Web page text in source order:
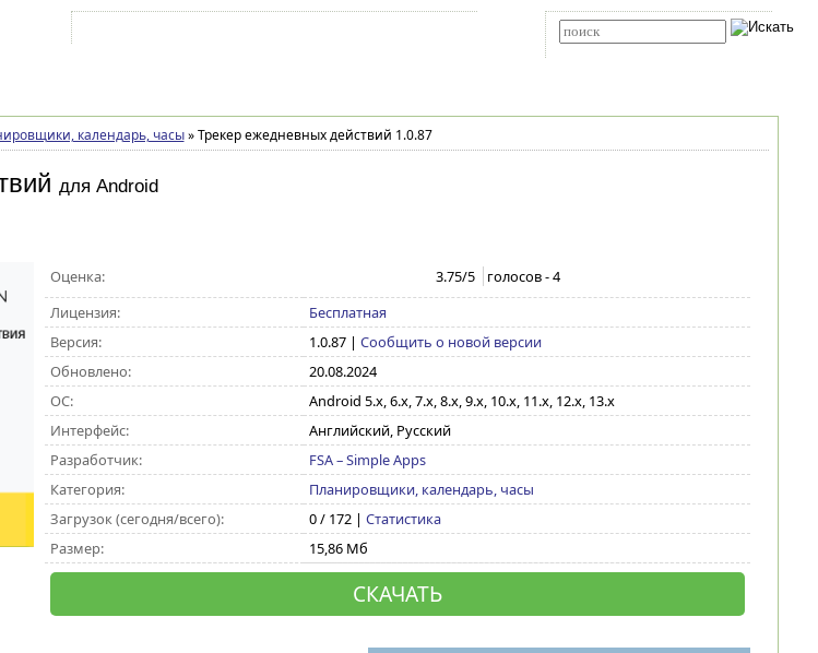
календарь, часы »Трекер ежедневных действий 1.0.87
для Android
Оценка: 3.75/5 голосов -4
Лицензия:
Бесплатная
Версия:
1.0.87| Сообщить о новой версии
Обновлено:
20.08.2024
ОС:
Android 5.x, 6.x, 7.x, 8.x, 9.x, 10.x, 11.x, 12.x, 13.x
Интерфейс:
Английский, Русский
Разработчик:
FSA – Simple Apps
Категория:
Планировщики, календарь, часы
Загрузок (сегодня/всего):
0 / 172 | Статистика
Размер:
15,86 Мб
СКАЧАТЬ